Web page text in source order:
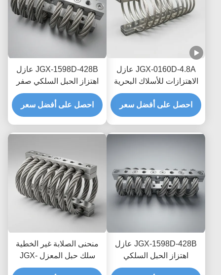
JGX-0160D-4.8A عازل
الاهتزازات للأسلاك البحرية
البحرية الخالية من الصيانة
احصل على أفضل سعر
JGX-1598D-428B عازل
اهتزاز الحبل السلكي صفر
الزحف التخفيف الاحتكاك
الخالي من الزيت لحماية
النقل البحري العابر
احصل على أفضل سعر
JGX-1598D-428B عازل
اهتزاز الحبل السلكي
الفطري المقاوم للغسل
منحنى الصلابة غير الخطية
سلك حبل المعزل JGX-
2228D-665B حامل معدني